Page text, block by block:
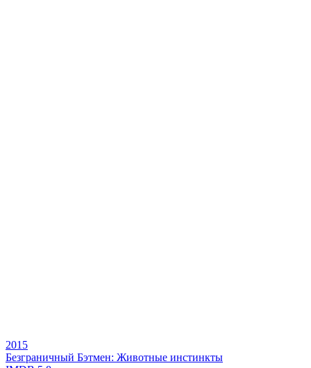
2015
Безграничный Бэтмен: Животные инстинкты